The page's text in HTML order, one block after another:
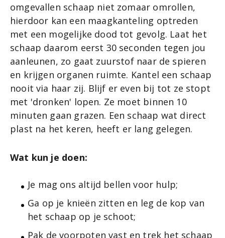
omgevallen schaap niet zomaar omrollen,
hierdoor kan een maagkanteling optreden
met een mogelijke dood tot gevolg. Laat het
schaap daarom eerst 30 seconden tegen jou
aanleunen, zo gaat zuurstof naar de spieren
en krijgen organen ruimte. Kantel een schaap
nooit via haar zij. Blijf er even bij tot ze stopt
met 'dronken' lopen. Ze moet binnen 10
minuten gaan grazen. Een schaap wat direct
plast na het keren, heeft er lang gelegen.
Wat kun je doen:
Je mag ons altijd bellen voor hulp;
Ga op je knieën zitten en leg de kop van
het schaap op je schoot;
Pak de voorpoten vast en trek het schaap